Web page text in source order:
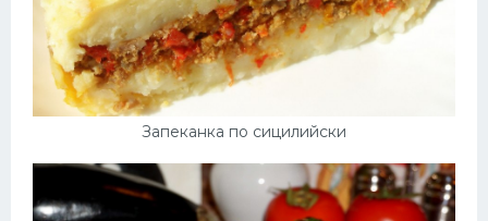
Запеканка по сицилийски